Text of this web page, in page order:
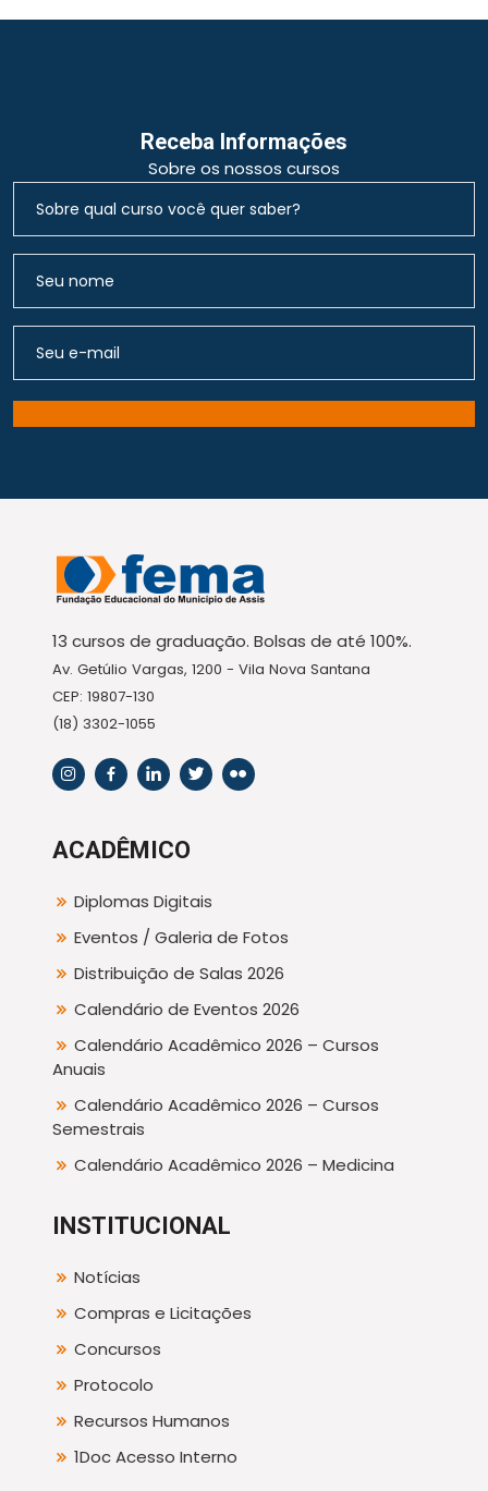
Receba Informações
Sobre os nossos cursos
13 cursos de graduação. Bolsas de até 100%.
Av. Getúlio Vargas, 1200 - Vila Nova Santana
CEP: 19807-130
(18) 3302-1055
ACADÊMICO
Diplomas Digitais
Eventos / Galeria de Fotos
Distribuição de Salas 2026
Calendário de Eventos 2026
Calendário Acadêmico 2026 – Cursos
Anuais
Calendário Acadêmico 2026 – Cursos
Semestrais
Calendário Acadêmico 2026 – Medicina
INSTITUCIONAL
Notícias
Compras e Licitações
Concursos
Protocolo
Recursos Humanos
1Doc Acesso Interno